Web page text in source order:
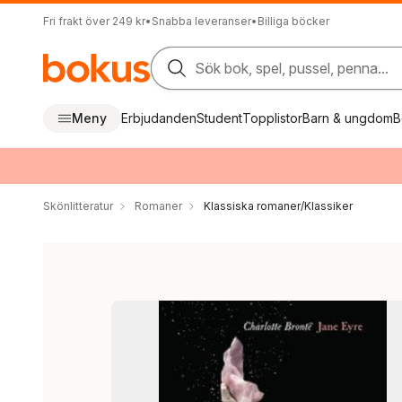
Fri frakt över 249 kr• Snabba leveranser• Billiga böcker
Sök bok, spel, pussel, penna...
Meny ErbjudandenStudentTopplistorBarn & ungdom
Skönlitteratur Romaner Klassiska romaner/Klassiker